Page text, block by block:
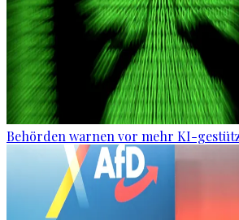
Behörden warnen vor mehr KI-